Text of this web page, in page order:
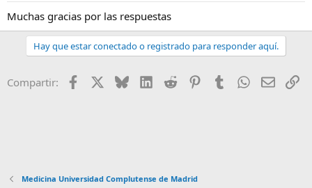
Muchas gracias por las respuestas
Hay que estar conectado o registrado para responder aquí.
Compartir: Facebook BlueskyLinkedIn
Reddit PinterestTumblr WhatsApp
E-mail
Medicina Universidad Complutense de Madrid